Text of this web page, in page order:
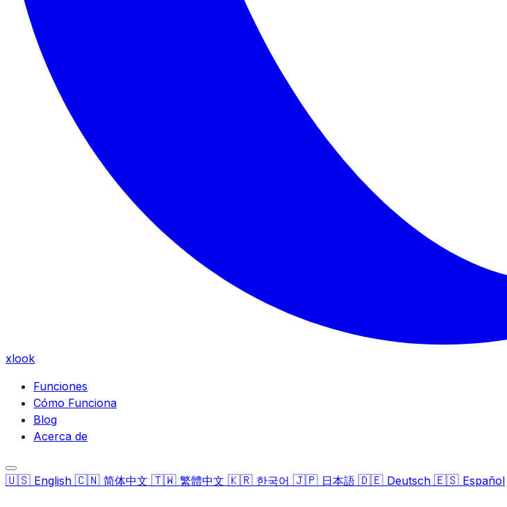
xlook
Funciones
Cómo Funciona
Blog
Acerca de
🇺🇸 English 🇨🇳 简体中文 🇹🇼 繁體中文 🇰🇷 한국어 🇯🇵 日本語 🇩🇪 Deutsch 🇪🇸 Español